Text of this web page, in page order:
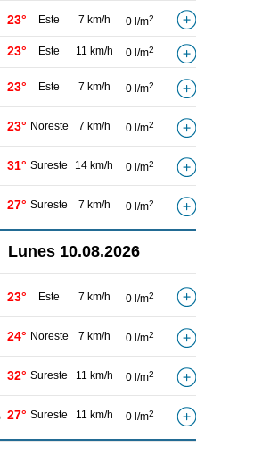
23° Este 7 km/h 0 l/m2
23° Este 11 km/h 0 l/m2
23° Este 7 km/h 0 l/m2
23° Noreste 7 km/h 0 l/m2
31° Sureste 14 km/h 0 l/m2
27° Sureste 7 km/h 0 l/m2
Lunes 10.08.2026
23° Este 7 km/h 0 l/m2
24° Noreste 7 km/h 0 l/m2
32° Sureste 11 km/h 0 l/m2
27° Sureste 11 km/h 0 l/m2